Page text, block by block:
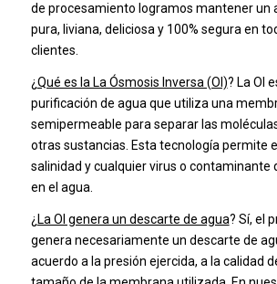
de procesamiento logramos mantener un
pura, liviana, deliciosa y 100% segura en
clientes.
¿Qué es la La Ósmosis Inversa (OI)? La OI
purificación de agua que utiliza una
semipermeable para separar las
otras sustancias. Esta tecnología permite
salinidad y cualquier virus o contaminante
en el agua.
¿ La OI genera un descarte de agua? Sí, el
genera necesariamente un descarte de
acuerdo a la presión ejercida, a la calidad